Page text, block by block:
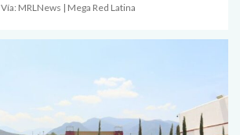
Vía: MRLNews | Mega Red Latina